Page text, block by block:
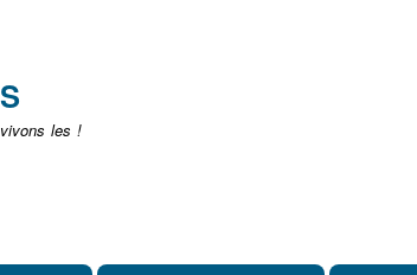
les !